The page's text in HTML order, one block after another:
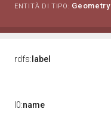
ENTITÀ DI TIPO: Geometry
rdfs: label
l0:name